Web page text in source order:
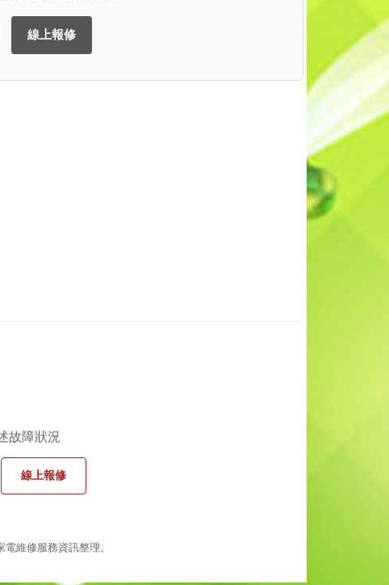
線上報修
故障狀況
線上報修
維修服務資訊整理。